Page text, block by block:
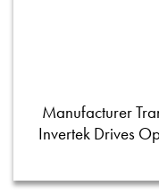
Manufacturer
Invertek Drives